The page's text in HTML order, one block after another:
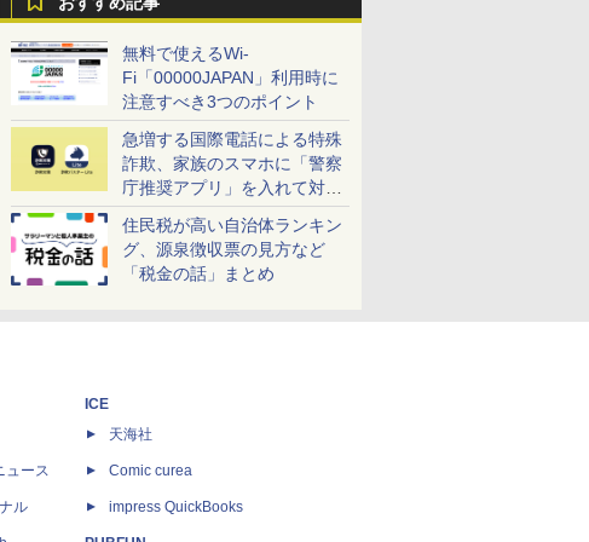
無料で使えるWi-
Fi「00000JAPAN」利用時に
注意すべき3つのポイント
急増する国際電話による特殊
詐欺、家族のスマホに「警察
庁推奨アプリ」を入れて対策
しよう！
住民税が高い自治体ランキン
グ、源泉徴収票の見方など
「税金の話」まとめ
ュース
ル
ICE
天海社
Comic curea
impress QuickBooks